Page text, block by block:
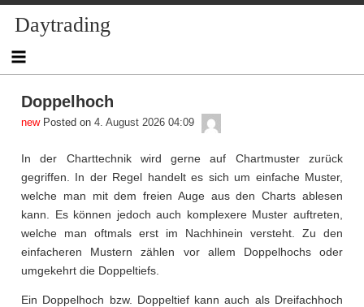
Daytrading
Doppelhoch
Posted on 4. August 2026 04:09
In der Charttechnik wird gerne auf Chartmuster zurück
gegriffen. In der Regel handelt es sich um einfache Muster,
welche man mit dem freien Auge aus den Charts ablesen
kann. Es können jedoch auch komplexere Muster auftreten,
welche man oftmals erst im Nachhinein versteht. Zu den
einfacheren Mustern zählen vor allem Doppelhochs oder
umgekehrt die Doppeltiefs.
Ein Doppelhoch bzw. Doppeltief kann auch als Dreifachhoch